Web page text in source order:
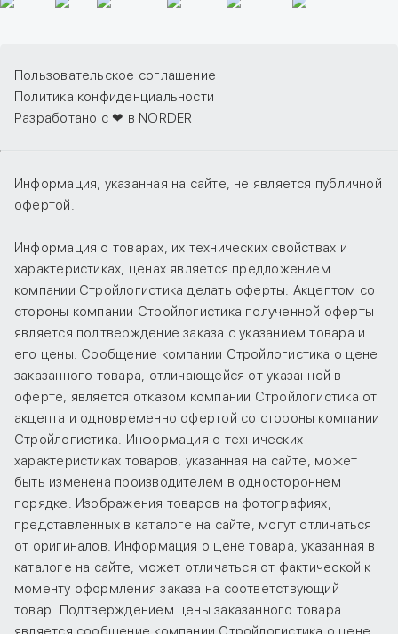
Пользовательское соглашение
Политика конфиденциальности
Разработано с ❤ в NORDER
Информация, указанная на сайте, не является публичной
офертой.
Информация о товарах, их технических свойствах и
характеристиках, ценах является предложением
компании Стройлогистика делать оферты. Акцептом со
стороны компании Стройлогистика полученной оферты
является подтверждение заказа с указанием товара и
его цены. Сообщение компании Стройлогистика о цене
заказанного товара, отличающейся от указанной в
оферте, является отказом компании Стройлогистика от
акцепта и одновременно офертой со стороны компании
Стройлогистика. Информация о технических
характеристиках товаров, указанная на сайте, может
быть изменена производителем в одностороннем
порядке. Изображения товаров на фотографиях,
представленных в каталоге на сайте, могут отличаться
от оригиналов. Информация о цене товара, указанная в
каталоге на сайте, может отличаться от фактической к
моменту оформления заказа на соответствующий
товар. Подтверждением цены заказанного товара